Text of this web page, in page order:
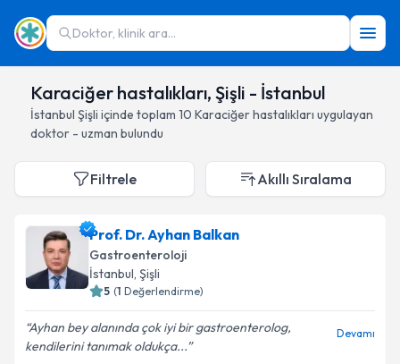
Doktor, klinik ara...
Karaciğer hastalıkları, Şişli - İstanbul
İstanbul Şişli içinde toplam 10 Karaciğer hastalıkları uygulayan
doktor - uzman bulundu
Filtrele Akıllı Sıralama
Prof. Dr. Ayhan Balkan
Gastroenteroloji
İstanbul, Şişli
5 (1 Değerlendirme)
Ayhan bey alanında çok iyi bir gastroenterolog,
kendilerini tanımak oldukça...
Devamı